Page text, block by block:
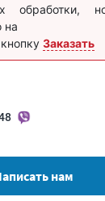
обработки,
на
Заказать
нам